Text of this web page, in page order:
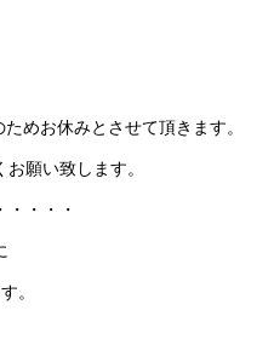
めお休みとさせて頂きます。
願い致します。
・・・・
。